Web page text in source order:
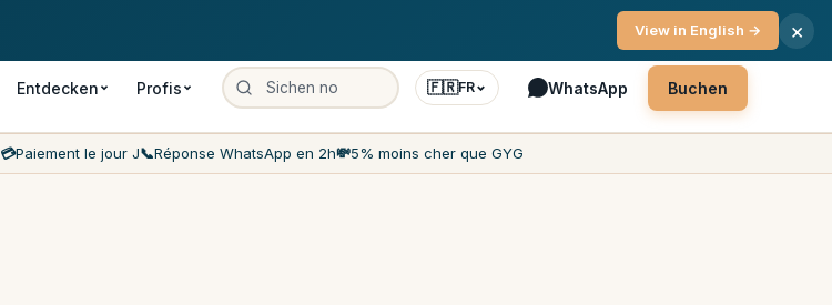
Entdecken Profis 🇫🇷FR WhatsApp Buchen
💳Paiement le jour J📞Réponse WhatsApp en 2h💸5% moins cher que GYG
View in English → ×